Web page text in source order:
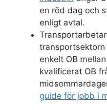
en röd dag och
enligt avtal.
transportsektorn
enkelt OB
kvalificerat OB
guide för jobb i